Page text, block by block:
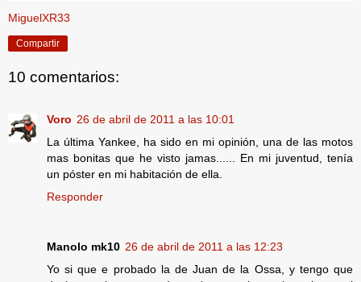
MiguelXR33
Compartir
10 comentarios:
Voro 26 de abril de 2011 a las 10:01
La última Yankee, ha sido en mi opinión, una de las motos
mas bonitas que he visto jamas...... En mi juventud, tenía
un póster en mi habitación de ella.
Responder
Manolo mk10 26 de abril de 2011 a las 12:23
Yo si que e probado la de Juan de la Ossa, y tengo que